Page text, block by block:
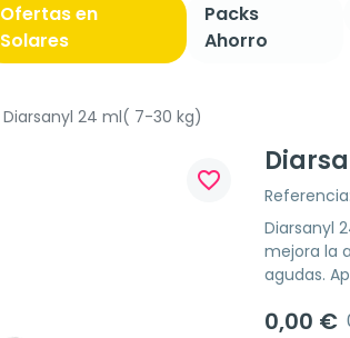
Ofertas en
Solares
Packs
Ahorro
Diarsanyl 24 ml( 7-30 kg)
favorite_border
Diarsanyl
mejora la
agudas.
0,00 €